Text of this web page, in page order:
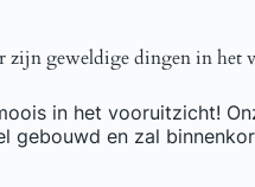
zijn geweldige dingen in het
in het vooruitzicht!
gebouwd en zal